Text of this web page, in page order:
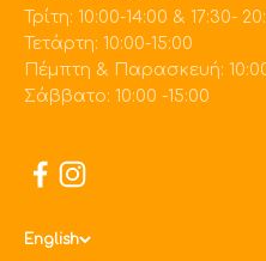
Τρίτη: 10:00-14:00 & 17:30-
Τετάρτη: 10:00-15:00
Πέμπτη & Παρασκευή:
Σάββατο: 10:00 -15:00
English